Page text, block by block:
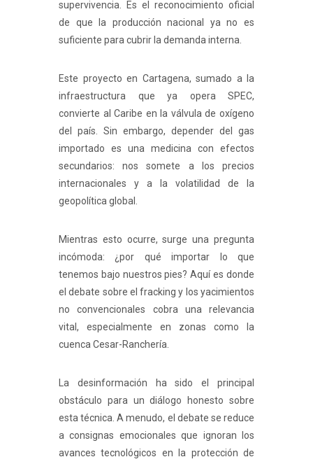
supervivencia. Es el reconocimiento oficial
de que la producción nacional ya no es
suficiente para cubrir la demanda interna.
Este proyecto en Cartagena, sumado a la
infraestructura que ya opera SPEC,
convierte al Caribe en la válvula de oxígeno
del país. Sin embargo, depender del gas
importado es una medicina con efectos
secundarios: nos somete a los precios
internacionales y a la volatilidad de la
geopolítica global.
Mientras esto ocurre, surge una pregunta
incómoda: ¿por qué importar lo que
tenemos bajo nuestros pies? Aquí es donde
el debate sobre el fracking y los yacimientos
no convencionales cobra una relevancia
vital, especialmente en zonas como la
cuenca Cesar-Ranchería.
La desinformación ha sido el principal
obstáculo para un diálogo honesto sobre
esta técnica. A menudo, el debate se reduce
a consignas emocionales que ignoran los
avances tecnológicos en la protección de